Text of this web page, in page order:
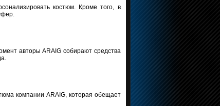
костюм. Кроме того, в
авторы ARAIG собирают средства
компании ARAIG, которая обещает